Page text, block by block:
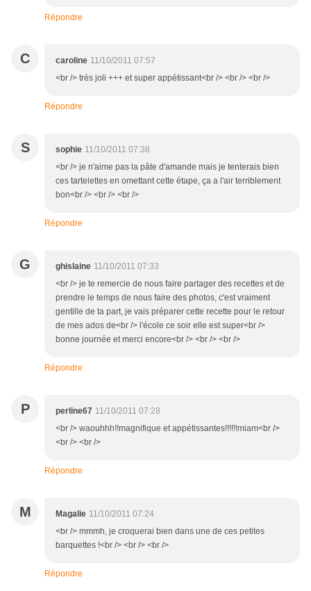
Répondre
C caroline 11/10/2011 07:57
<br /> très joli +++ et super appétissant<br /> <br /> <br />
Répondre
S sophie 11/10/2011 07:38
<br /> je n'aime pas la pâte d'amande mais je tenterais bien
ces tartelettes en omettant cette étape, ça a l'air terriblement
bon<br /> <br /> <br />
Répondre
G ghislaine 11/10/2011 07:33
<br /> je te remercie de nous faire partager des recettes et de
prendre le temps de nous faire des photos, c'est vraiment
gentille de ta part, je vais préparer cette recette pour le retour
de mes ados de<br /> l'école ce soir elle est super<br />
bonne journée et merci encore<br /> <br /> <br />
Répondre
P perline67 11/10/2011 07:28
<br /> waouhhh!!magnifique et appétissantes!!!!!!miam<br />
<br /> <br />
Répondre
M Magalie 11/10/2011 07:24
<br /> mmmh, je croquerai bien dans une de ces petites
barquettes !<br /> <br /> <br />
Répondre